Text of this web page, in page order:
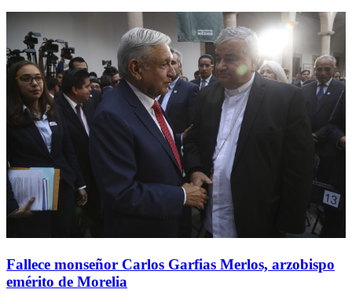
Fallece monseñor Carlos Garfias Merlos, arzobispo
emérito de Morelia